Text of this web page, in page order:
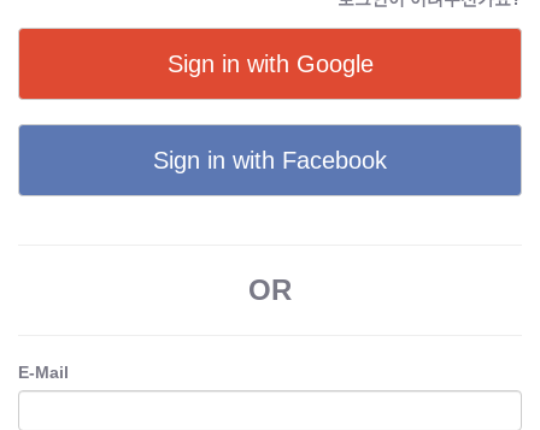
Sign in with Google
Sign in with Facebook
OR
E-Mail